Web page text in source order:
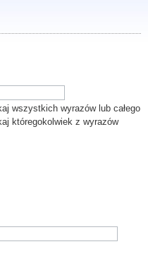
wszystkich wyrazów lub całego
któregokolwiek z wyrazów